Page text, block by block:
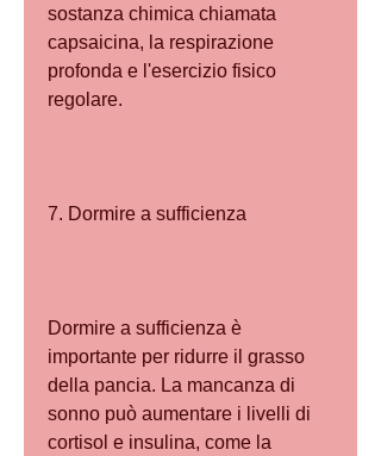
sostanza chimica chiamata
capsaicina, la respirazione
profonda e l'esercizio fisico
regolare.
7. Dormire a sufficienza
Dormire a sufficienza è
importante per ridurre il grasso
della pancia. La mancanza di
sonno può aumentare i livelli di
cortisol e insulina, come la